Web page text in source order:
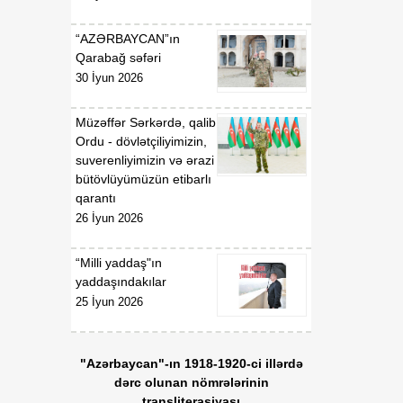
İqtisadi İnkişaf Nazirliyinin
fəaliyyətinin
təkmilləşdirilməsi ilə bağlı
Azərbaycan Respublikası
Prezidentinin 2006-cı il 28
dekabr tarixli 504 nömrəli
Fərmanında dəyişikliklər
edilməsi barədə"
Azərbaycan Respublikası
Prezidentinin 2014-cü il 20
fevral tarixli 111 nömrəli
Fərmanında dəyişiklik
edilməsi haqqında"
Azərbaycan Respublikası
Fərmanında dəyişiklik
edilməsi barədə" 2020-ci il
12 may tarixli 1017
“AZƏRBAYCAN”ın
Qarabağ səfəri
30 İyun 2026
Müzəffər Sərkərdə, qalib
Ordu - dövlətçiliyimizin,
suverenliyimizin və ərazi
bütövlüyümüzün etibarlı
qarantı
26 İyun 2026
“Milli yaddaş"ın
yaddaşındakılar
25 İyun 2026
"Azərbaycan"-ın 1918-1920-ci illərdə
dərc olunan nömrələrinin